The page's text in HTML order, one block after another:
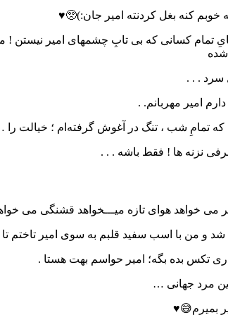
خوبم کنه بغل کردنته امیر جان:)🥺♥️
کسانی که بی تابِ چشمهای امیر نیستن !
شده
سرد . . .
امیر مهربانم. .
که تمامِ شب ، تنگ در آغوش گرفته‌ام ؛ خیالت را
نزنه ها ! فقط باشه . . .
خواهد هوای تازه میـــخواهد قشنگی می
و من با اسب سفید قلبم به سوی امیر تاختم
تكس بده بگه؛ امیر حواسم بهت هستا .
مرد جهانی …
بمیرم😅♥️